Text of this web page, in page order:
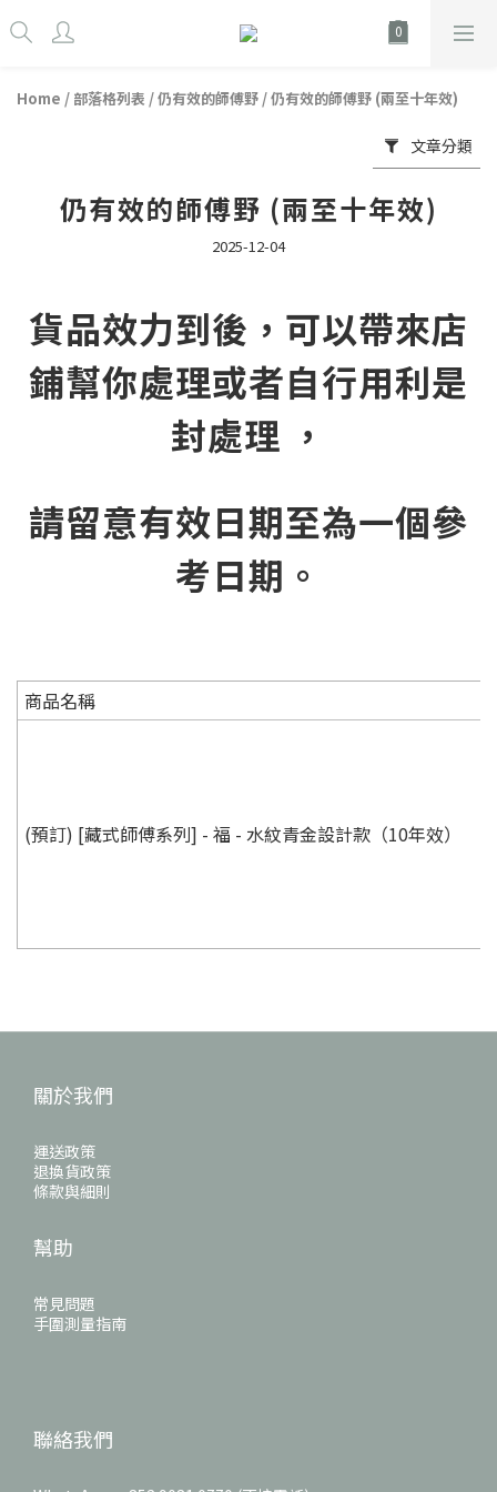
Home / 部落格列表 /仍有效的師傅野 /仍有效的師傅野 (兩至十年效)
文章分類
仍有效的師傅野 (兩至十年效)
2025-12-04
貨品效力到後，可以帶來店
鋪幫你處理或者自行用利是
封處理 ，
請留意有效日期至為一個參
考日期。
商品名稱
(預訂) [藏式師傅系列] - 福 - 水紋青金設計款（10年效）
關於我們
運送政策
退換貨政策
條款與細則
幫助
常見問題
手圍測量指南
聯絡我們